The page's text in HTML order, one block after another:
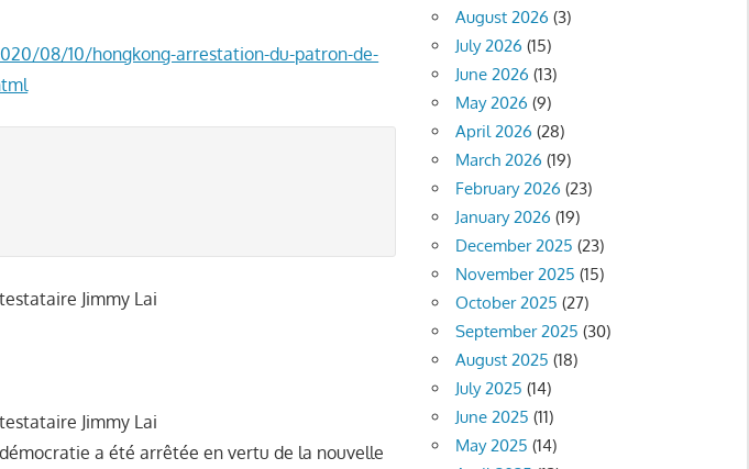
08/10/hongkong-arrestation-du-patron-de-
Jimmy Lai
Jimmy Lai
a été arrêtée en vertu de la nouvelle
August 2026 (3)
July 2026 (15)
June 2026 (13)
May 2026 (9)
April 2026 (28)
March 2026 (19)
February 2026 (23)
January 2026 (19)
December 2025 (23)
November 2025 (15)
October 2025 (27)
September 2025 (30)
August 2025 (18)
July 2025 (14)
June 2025 (11)
May 2025 (14)